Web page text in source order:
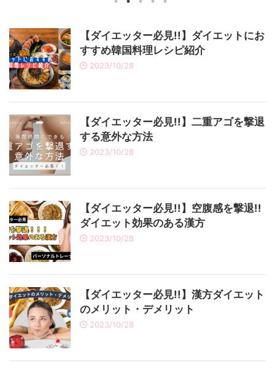
は、ダイエ
る韓国料理
味しくて、
イエットを
めましょ
料 ...
したい「うがい」の驚きの効果や、簡
単にできる二重アゴ撃退ストレッチに
ついてご紹介します。日常生活の中で
気軽に取り入れられる方法ばかり。二
重アゴを撃退し、すっきりとしたフェ
イスラインを手に入れましょう ...
あるんです
的な空腹感
【ダイエッター必見!!】ダイエットにお
すすめ韓国料理レシピ紹介
2023/10/28
【ダイエッター必見!!】二重アゴを撃退
する意外な方法
2023/10/28
【ダイエッター必見!!】空腹感を撃退!!
ダイエット効果のある漢方
2023/10/28
【ダイエッター必見!!】漢方ダイエット
のメリット・デメリット
2023/10/28